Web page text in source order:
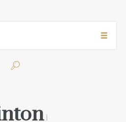
1